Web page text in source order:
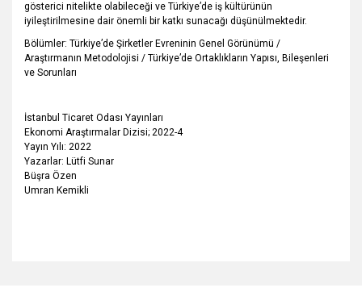
gösterici nitelikte olabileceği ve Türkiye’de iş kültürünün
iyileştirilmesine dair önemli bir katkı sunacağı düşünülmektedir.
Bölümler: Türkiye’de Şirketler Evreninin Genel Görünümü /
Araştırmanın Metodolojisi / Türkiye’de Ortaklıkların Yapısı, Bileşenleri
ve Sorunları
İstanbul Ticaret Odası Yayınları
Ekonomi Araştırmalar Dizisi; 2022-4
Yayın Yılı: 2022
Yazarlar: Lütfi Sunar
Büşra Özen
Umran Kemikli